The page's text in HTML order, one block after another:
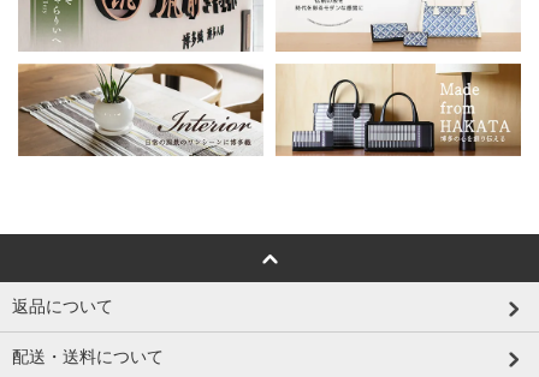
返品について
配送・送料について